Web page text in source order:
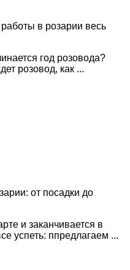
в розарии весь
год розовода?
розовод, как ...
от посадки до
и заканчивается в
успеть: ппредлагаем ...